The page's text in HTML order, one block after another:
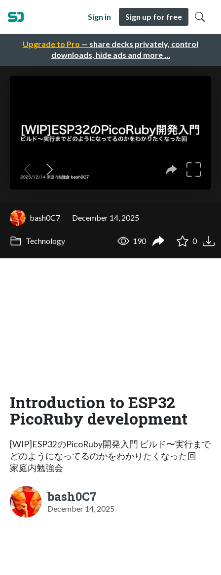
Upgrade to Pro — share decks privately, control
downloads, hide ads and more …
Sign in Sign up for free
bash0C7 December 14, 2025
Technology 190 0
Introduction to ESP32
PicoRuby development
[WIP]ESP32のPicoRuby開発入門 ビルド〜実行まで
どのようになってるのかをわかりたくなった回
家庭内勉強会
bash0C7
December 14, 2025